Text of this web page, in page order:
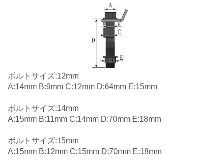
ボルトサイズ:12mm
A:14mm B:9mm C:12mm D:64mm E:15mm
ボルトサイズ:14mm
A:15mm B:11mm C:14mm D:70mm E:18mm
ボルトサイズ:15mm
A:15mm B:12mm C:15mm D:70mm E:18mm